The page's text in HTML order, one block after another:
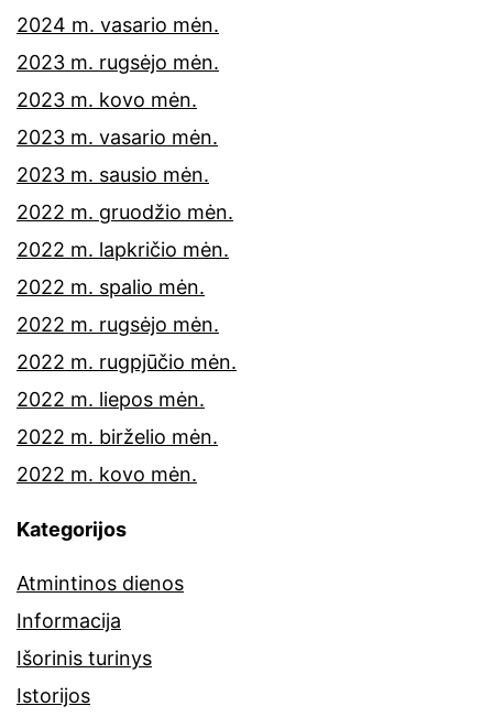
2024 m. vasario mėn.
2023 m. rugsėjo mėn.
2023 m. kovo mėn.
2023 m. vasario mėn.
2023 m. sausio mėn.
2022 m. gruodžio mėn.
2022 m. lapkričio mėn.
2022 m. spalio mėn.
2022 m. rugsėjo mėn.
2022 m. rugpjūčio mėn.
2022 m. liepos mėn.
2022 m. birželio mėn.
2022 m. kovo mėn.
Kategorijos
Atmintinos dienos
Informacija
Išorinis turinys
Istorijos